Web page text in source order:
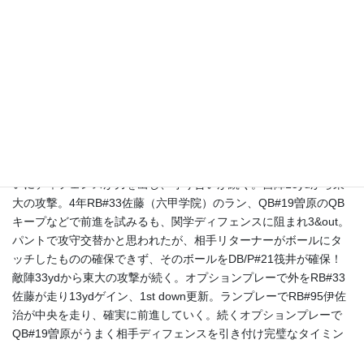
いにディフェンスが力を出し、守り合いが続く。自陣15ydから東
大の攻撃。4年RB#33佐藤（六甲学院）のラン、QB#19曽原のQB
キープなどで前進を試みるも、関学ディフェンスに阻まれ3&out。
パントで攻守交替かと思われたが、相手リターナーがボールにタ
ッチしたものの確保できず、そのボールをDB/P#21筏井が確保！
敵陣33ydから東大の攻撃が続く。オプションプレーで外をRB#33
佐藤が走り13ydゲイン、1st down更新。ランプレーでRB#95伊佐
治が中央を走り、確実に前進していく。続くオプションプレーで
QB#19曽原がうまく相手ディフェンスを引き付け完璧なタイミン